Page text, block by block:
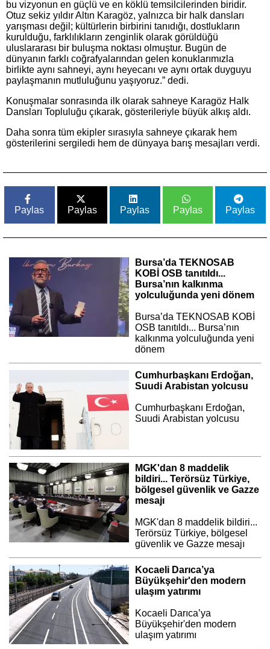
bu vizyonun en güçlü ve en köklü temsilcilerinden biridir.
Otuz sekiz yıldır Altın Karagöz, yalnızca bir halk dansları
yarışması değil; kültürlerin birbirini tanıdığı, dostlukların
kurulduğu, farklılıkların zenginlik olarak görüldüğü
uluslararası bir buluşma noktası olmuştur. Bugün de
dünyanın farklı coğrafyalarından gelen konuklarımızla
birlikte aynı sahneyi, aynı heyecanı ve aynı ortak duyguyu
paylaşmanın mutluluğunu yaşıyoruz.” dedi.
Konuşmalar sonrasında ilk olarak sahneye Karagöz Halk
Dansları Topluluğu çıkarak, gösterileriyle büyük alkış aldı.
Daha sonra tüm ekipler sırasıyla sahneye çıkarak hem
gösterilerini sergiledi hem de dünyaya barış mesajları verdi.
Paylas Paylas Paylas Paylas Paylas
Bursa’da TEKNOSAB
KOBİ OSB tanıtıldı...
Bursa’nın kalkınma
yolculuğunda yeni dönem
Bursa’da TEKNOSAB KOBİ
OSB tanıtıldı... Bursa’nın
kalkınma yolculuğunda yeni
dönem
Cumhurbaşkanı Erdoğan,
Suudi Arabistan yolcusu
Cumhurbaşkanı Erdoğan,
Suudi Arabistan yolcusu
MGK'dan 8 maddelik
bildiri... Terörsüz Türkiye,
bölgesel güvenlik ve Gazze
mesajı
MGK'dan 8 maddelik bildiri...
Terörsüz Türkiye, bölgesel
güvenlik ve Gazze mesajı
Kocaeli Darıca’ya
Büyükşehir'den modern
ulaşım yatırımı
Kocaeli Darıca’ya
Büyükşehir'den modern
ulaşım yatırımı